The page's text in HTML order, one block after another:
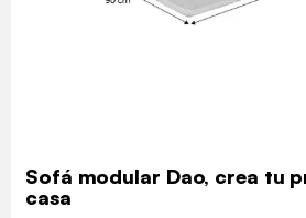
Sofá modular Dao, crea tu
casa